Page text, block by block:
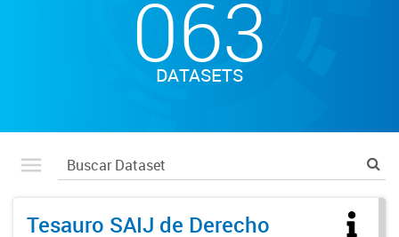
063
DATASETS
Tesauro SAIJ de Derecho